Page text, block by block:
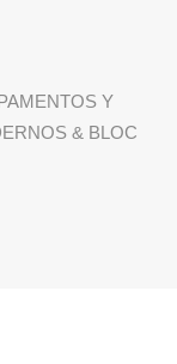
Y
& BLOC